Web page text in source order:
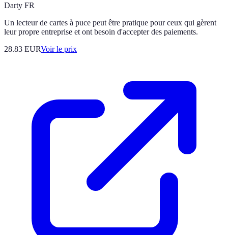
Darty FR
Un lecteur de cartes à puce peut être pratique pour ceux qui gèrent
leur propre entreprise et ont besoin d'accepter des paiements.
28.83 EURVoir le prix